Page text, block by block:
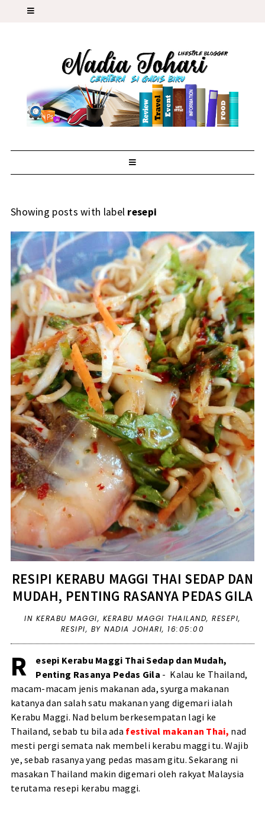
Showing posts with label resepi
RESIPI KERABU MAGGI THAI SEDAP DAN
MUDAH, PENTING RASANYA PEDAS GILA
IN KERABU MAGGI, KERABU MAGGI THAILAND,RESEPI,
RESIPI, BY NADIA JOHARI, 16:05:00
R
esepi Kerabu Maggi Thai Sedap dan Mudah,
Penting Rasanya Pedas Gila - Kalau ke Thailand,
macam-macam jenis makanan ada, syurga makanan
katanya dan salah satu makanan yang digemari ialah
Kerabu Maggi. Nad belum berkesempatan lagi ke
Thailand, sebab tu bila ada festival makanan Thai, nad
mesti pergi semata nak membeli kerabu maggi tu. Wajib
ye, sebab rasanya yang pedas masam gitu. Sekarang ni
masakan Thailand makin digemari oleh rakyat Malaysia
terutama resepi kerabu maggi.